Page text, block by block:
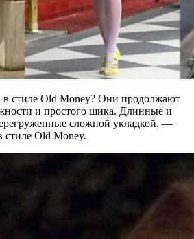
в стиле Old Money? Они продолжают
и простого шика. Длинные и
сложной укладкой, —
стиле Old Money.